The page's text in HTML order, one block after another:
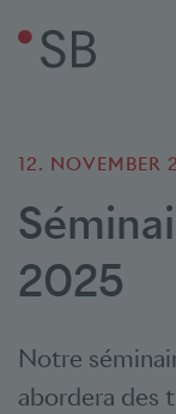
12. NOVEMBER
2025
Notre
abordera des